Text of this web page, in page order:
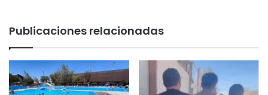
Publicaciones relacionadas